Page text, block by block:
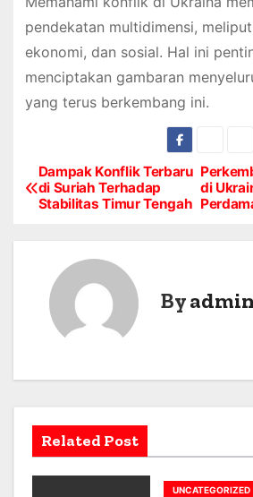
pendekatan multidimensi,
ekonomi, dan sosial. Hal ini
menciptakan gambaran
yang terus berkembang ini.
P
o
i
g
di
Dampak Konflik Terbaru
di Suriah Terhadap
Stabilitas Timur Tengah
By
Related Post
UNCATEGORIZED